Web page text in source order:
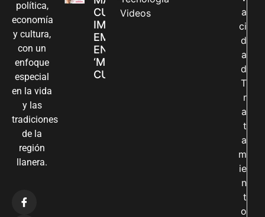
política,
economía
y cultura,
con un
enfoque
especial
en la vida
y las
tradiciones
de la
región
llanera.
CUIDADORAS
IMPULSAN SUS
EMPRENDIMIENTOS
EN LA FERIA
‘MANOS QUE
CUIDAN Y CREAN’
Videos
a
ci
d
a
d
T
r
a
t
a
m
ie
n
t
o